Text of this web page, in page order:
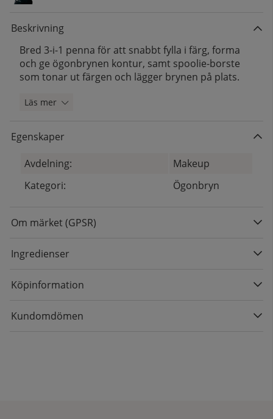
Beskrivning
Bred 3-i-1 penna för att snabbt fylla i färg, forma
och ge ögonbrynen kontur, samt spoolie-borste
som tonar ut färgen och lägger brynen på plats.
Läs mer
Egenskaper
Avdelning:
Makeup
Kategori:
Ögonbryn
Om märket (GPSR)
Ingredienser
Köpinformation
Kundomdömen